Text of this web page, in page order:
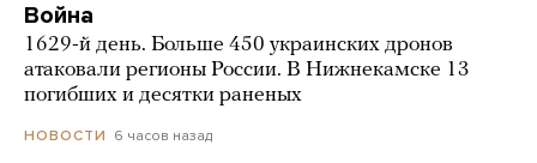
Война
1629-й день. Больше 450 украинских дронов
атаковали регионы России. В Нижнекамске 13
погибших и десятки раненых
НОВОСТИ 6 часов назад